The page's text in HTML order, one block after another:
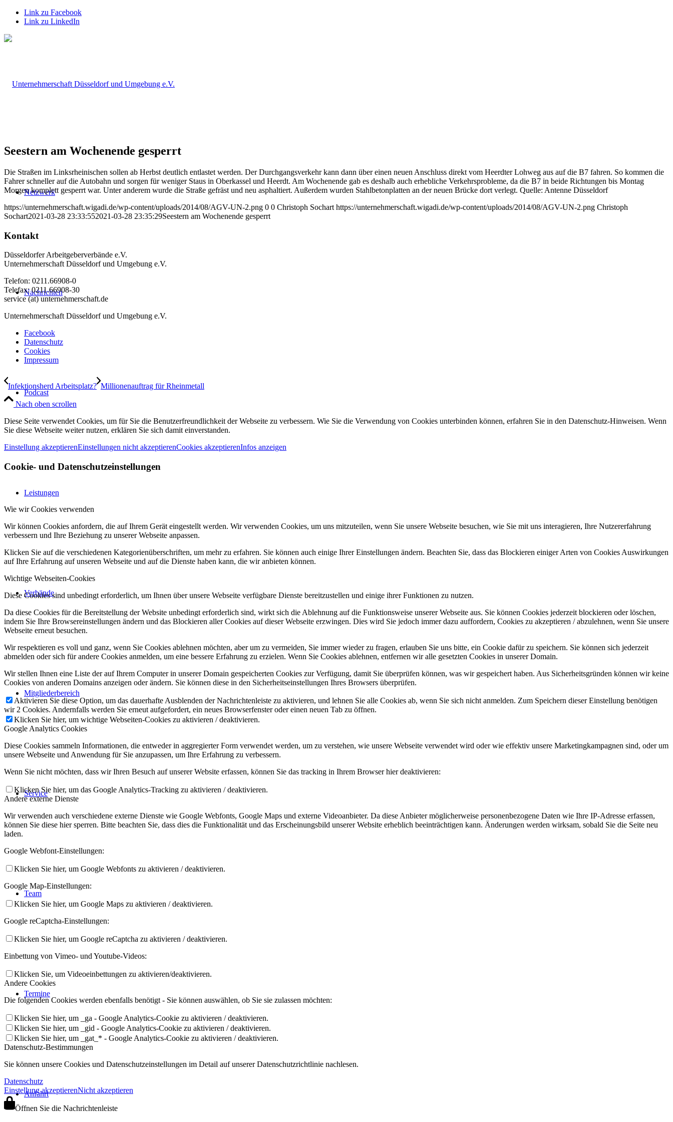
Link zu Facebook
Link zu LinkedIn
Netzwerk
Nachrichten
Podcast
Leistungen
Verbände
Mitgliederbereich
Service
Team
Termine
Anfahrt
Seestern am Wochenende gesperrt
Die Straßen im Linksrheinischen sollen ab Herbst deutlich entlastet werden. Der Durchgangsverkehr kann dann über einen neuen Anschluss direkt vom Heerdter Lohweg aus auf die B7 fahren. So kommen die
Fahrer schneller auf die Autobahn und sorgen für weniger Staus in Oberkassel und Heerdt. Am Wochenende gab es deshalb auch erhebliche Verkehrsprobleme, da die B7 in beide Richtungen bis Montag
Morgen komplett gesperrt war. Unter anderem wurde die Straße gefräst und neu asphaltiert. Außerdem wurden Stahlbetonplatten an der neuen Brücke dort verlegt. Quelle: Antenne Düsseldorf
https://unternehmerschaft.wigadi.de/wp-content/uploads/2014/08/AGV-UN-2.png 0 0 Christoph Sochart https://unternehmerschaft.wigadi.de/wp-content/uploads/2014/08/AGV-UN-2.png Christoph
Sochart2021-03-28 23:33:552021-03-28 23:35:29Seestern am Wochenende gesperrt
Kontakt
Düsseldorfer Arbeitgeberverbände e.V.
Unternehmerschaft Düsseldorf und Umgebung e.V.
Telefon: 0211.66908-0
Telefax: 0211.66908-30
service (at) unternehmerschaft.de
Unternehmerschaft Düsseldorf und Umgebung e.V.
Facebook
Datenschutz
Cookies
Impressum
Infektionsherd Arbeitsplatz? Millionenauftrag für Rheinmetall
Nach oben scrollen
Diese Seite verwendet Cookies, um für Sie die Benutzerfreundlichkeit der Webseite zu verbessern. Wie Sie die Verwendung von Cookies unterbinden können, erfahren Sie in den Datenschutz-Hinweisen. Wenn
Sie diese Webseite weiter nutzen, erklären Sie sich damit einverstanden.
Einstellung akzeptierenEinstellungen nicht akzeptierenCookies akzeptierenInfos anzeigen
Cookie- und Datenschutzeinstellungen
Wie wir Cookies verwenden
Wir können Cookies anfordern, die auf Ihrem Gerät eingestellt werden. Wir verwenden Cookies, um uns mitzuteilen, wenn Sie unsere Webseite besuchen, wie Sie mit uns interagieren, Ihre Nutzererfahrung
verbessern und Ihre Beziehung zu unserer Webseite anpassen.
Klicken Sie auf die verschiedenen Kategorienüberschriften, um mehr zu erfahren. Sie können auch einige Ihrer Einstellungen ändern. Beachten Sie, dass das Blockieren einiger Arten von Cookies Auswirkungen
auf Ihre Erfahrung auf unseren Webseite und auf die Dienste haben kann, die wir anbieten können.
Wichtige Webseiten-Cookies
Diese Cookies sind unbedingt erforderlich, um Ihnen über unsere Webseite verfügbare Dienste bereitzustellen und einige ihrer Funktionen zu nutzen.
Da diese Cookies für die Bereitstellung der Website unbedingt erforderlich sind, wirkt sich die Ablehnung auf die Funktionsweise unserer Webseite aus. Sie können Cookies jederzeit blockieren oder löschen,
indem Sie Ihre Browsereinstellungen ändern und das Blockieren aller Cookies auf dieser Webseite erzwingen. Dies wird Sie jedoch immer dazu auffordern, Cookies zu akzeptieren / abzulehnen, wenn Sie unsere
Webseite erneut besuchen.
Wir respektieren es voll und ganz, wenn Sie Cookies ablehnen möchten, aber um zu vermeiden, Sie immer wieder zu fragen, erlauben Sie uns bitte, ein Cookie dafür zu speichern. Sie können sich jederzeit
abmelden oder sich für andere Cookies anmelden, um eine bessere Erfahrung zu erzielen. Wenn Sie Cookies ablehnen, entfernen wir alle gesetzten Cookies in unserer Domain.
Wir stellen Ihnen eine Liste der auf Ihrem Computer in unserer Domain gespeicherten Cookies zur Verfügung, damit Sie überprüfen können, was wir gespeichert haben. Aus Sicherheitsgründen können wir keine
Cookies von anderen Domains anzeigen oder ändern. Sie können diese in den Sicherheitseinstellungen Ihres Browsers überprüfen.
Aktivieren Sie diese Option, um das dauerhafte Ausblenden der Nachrichtenleiste zu aktivieren, und lehnen Sie alle Cookies ab, wenn Sie sich nicht anmelden. Zum Speichern dieser Einstellung benötigen
wir 2 Cookies. Andernfalls werden Sie erneut aufgefordert, ein neues Browserfenster oder einen neuen Tab zu öffnen.
Klicken Sie hier, um wichtige Webseiten-Cookies zu aktivieren / deaktivieren.
Google Analytics Cookies
Diese Cookies sammeln Informationen, die entweder in aggregierter Form verwendet werden, um zu verstehen, wie unsere Webseite verwendet wird oder wie effektiv unsere Marketingkampagnen sind, oder um
unsere Webseite und Anwendung für Sie anzupassen, um Ihre Erfahrung zu verbessern.
Wenn Sie nicht möchten, dass wir Ihren Besuch auf unserer Website erfassen, können Sie das tracking in Ihrem Browser hier deaktivieren:
Klicken Sie hier, um das Google Analytics-Tracking zu aktivieren / deaktivieren.
Andere externe Dienste
Wir verwenden auch verschiedene externe Dienste wie Google Webfonts, Google Maps und externe Videoanbieter. Da diese Anbieter möglicherweise personenbezogene Daten wie Ihre IP-Adresse erfassen,
können Sie diese hier sperren. Bitte beachten Sie, dass dies die Funktionalität und das Erscheinungsbild unserer Website erheblich beeinträchtigen kann. Änderungen werden wirksam, sobald Sie die Seite neu
laden.
Google Webfont-Einstellungen:
Klicken Sie hier, um Google Webfonts zu aktivieren / deaktivieren.
Google Map-Einstellungen:
Klicken Sie hier, um Google Maps zu aktivieren / deaktivieren.
Google reCaptcha-Einstellungen:
Klicken Sie hier, um Google reCaptcha zu aktivieren / deaktivieren.
Einbettung von Vimeo- und Youtube-Videos:
Klicken Sie, um Videoeinbettungen zu aktivieren/deaktivieren.
Andere Cookies
Die folgenden Cookies werden ebenfalls benötigt - Sie können auswählen, ob Sie sie zulassen möchten:
Klicken Sie hier, um _ga - Google Analytics-Cookie zu aktivieren / deaktivieren.
Klicken Sie hier, um _gid - Google Analytics-Cookie zu aktivieren / deaktivieren.
Klicken Sie hier, um _gat_* - Google Analytics-Cookie zu aktivieren / deaktivieren.
Datenschutz-Bestimmungen
Sie können unsere Cookies und Datenschutzeinstellungen im Detail auf unserer Datenschutzrichtlinie nachlesen.
Datenschutz
Einstellung akzeptierenNicht akzeptieren
Öffnen Sie die Nachrichtenleiste